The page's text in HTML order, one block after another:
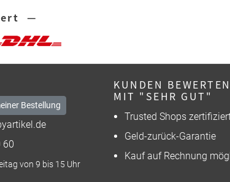
—
Bestellung
60
von 9 bis 15 Uhr
KUNDEN
MIT "SEHR GUT"
Trusted Shops
Geld-zurück-Garantie
Kauf auf Rechnung